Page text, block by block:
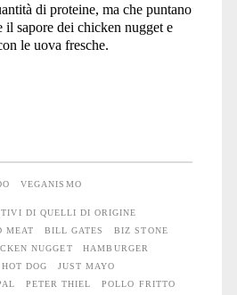
di proteine, ma che puntano
il sapore dei chicken nugget e
le uova fresche.
VEGANISMO
DI QUELLI DI ORIGINE
MEAT BILL GATES
BIZ STONE
NUGGET
HAMBURGER
HOT DOG
JUST MAYO
PETER THIEL
POLLO FRITTO